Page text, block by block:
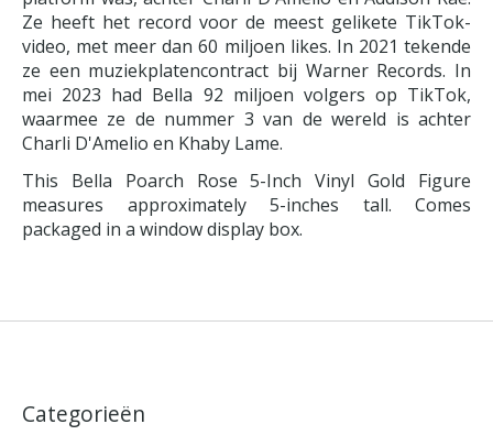
Ze heeft het record voor de meest gelikete TikTok-
video, met meer dan 60 miljoen likes. In 2021 tekende
ze een muziekplatencontract bij Warner Records. In
mei 2023 had Bella 92 miljoen volgers op TikTok,
waarmee ze de nummer 3 van de wereld is achter
Charli D'Amelio en Khaby Lame.
This Bella Poarch Rose 5-Inch Vinyl Gold Figure
measures approximately 5-inches tall. Comes
packaged in a window display box.
Categorieën